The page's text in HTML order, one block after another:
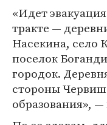
«Идет
тракте —
Насекина, село
поселок
городок.
стороны
образования»,